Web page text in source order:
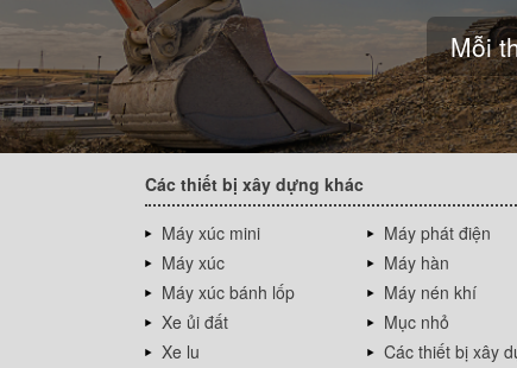
Mỗi
Các thiết bị xây dựng khác
Máy xúc mini
Máy xúc
Máy xúc bánh lốp
Xe ủi đất
Xe lu
Máy phát điện
Máy hàn
Máy nén khí
Mục nhỏ
Các thiết bị xây